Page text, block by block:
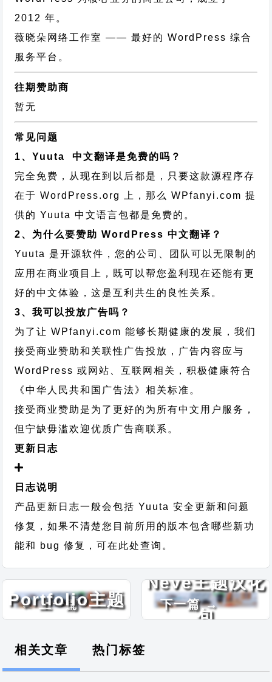
2012 年。
薇晓朵网络工作室 —— 最好的 WordPress 综合
服务平台。
往期赞助商
暂无
常见问题
1、Yuuta 中文翻译是免费的吗？
完全免费，从现在到以后都是，只要这款源程序存
在于 WordPress.org 上，那么 WPfanyi.com 提
供的 Yuuta 中文语言包都是免费的。
2、为什么要赞助 WordPress 中文翻译？
Yuuta 是开源软件，您的公司、团队可以无限制的
应用在商业项目上，既可以帮您盈利现在还能有更
好的中文体验，这是互利共生的良性关系。
3、我可以投放广告吗？
为了让 WPfanyi.com 能够长期健康的发展，我们
接受商业赞助和关联性广告投放，广告内容应与
WordPress 或网站、互联网相关，积极健康符合
《中华人民共和国广告法》相关标准。
接受商业赞助是为了更好的为所有中文用户服务，
但宁缺毋滥欢迎优质广告商联系。
更新日志
日志说明
产品更新日志一般会包括 Yuuta 安全更新和问题
修复，如果不清楚您目前所用的版本包含哪些新功
能和 bug 修复，可在此处查询。
← 上一篇
Online
Portfolio主题
下一篇 →
Neve主题汉化
包
相关文章 热门标签